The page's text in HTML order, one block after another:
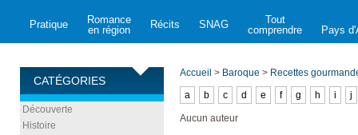
Pratique
Romance
en région
Récits SNAG
Tout
comprendre
Pays
CATÉGORIES
Découverte
Histoire
Accueil > Baroque > Recettes
a
b c d e f g h i j
Aucun auteur